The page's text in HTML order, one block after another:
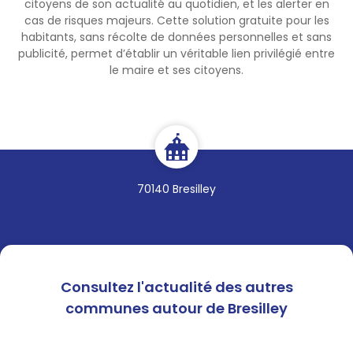
citoyens de son actualité au quotidien, et les alerter en
cas de risques majeurs. Cette solution gratuite pour les
habitants, sans récolte de données personnelles et sans
publicité, permet d’établir un véritable lien privilégié entre
le maire et ses citoyens.
70140 Bresilley
Consultez l'actualité des autres
communes autour de Bresilley